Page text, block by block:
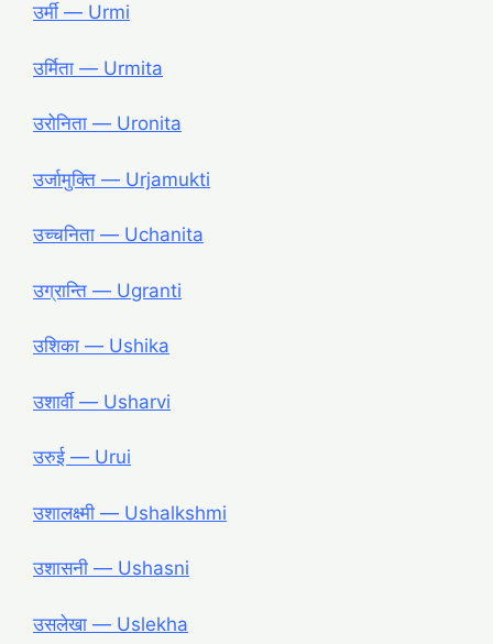
उर्मी ― Urmi
उर्मिता ― Urmita
उरोनिता ― Uronita
उर्जामुक्ति ― Urjamukti
उच्चनिता ― Uchanita
उग्रान्ति ― Ugranti
उशिका ― Ushika
उशार्वी ― Usharvi
उरुई ― Urui
उशालक्ष्मी ― Ushalkshmi
उशासनी ― Ushasni
उसलेखा ― Uslekha